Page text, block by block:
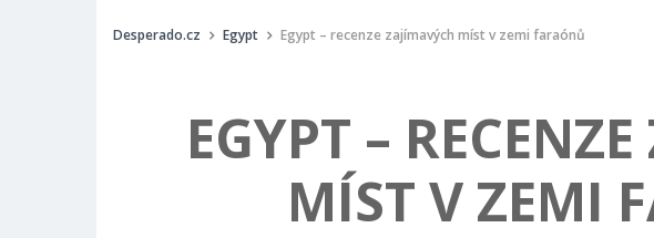
Desperado.cz Egypt Egypt – recenze zajímavých míst v zemi faraónů
EGYPT –
MÍST V ZEMI